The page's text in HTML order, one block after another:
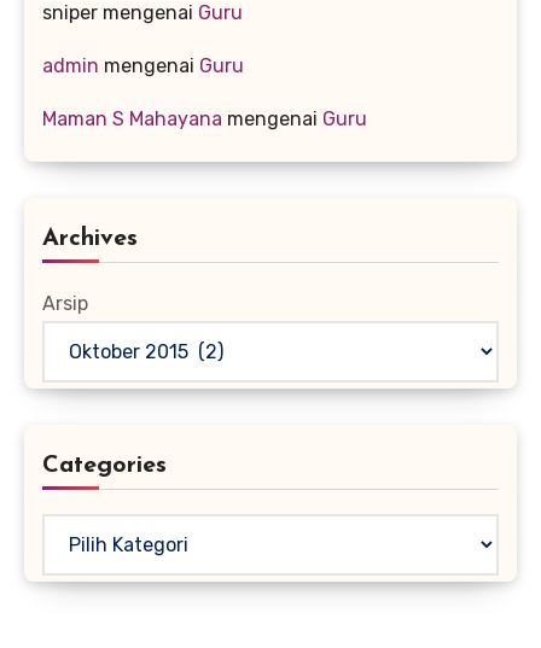
sniper mengenai Guru
admin mengenai Guru
Maman S Mahayana mengenai Guru
Archives
Arsip
Categories